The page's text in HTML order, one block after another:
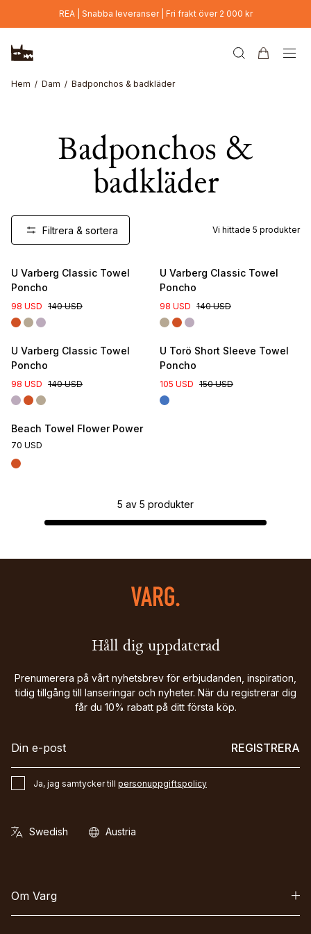
Hoppa till huvudinnehållREA | Snabba leveranser | Fri frakt över 2 000 kr
Hem Dam Badponchos & badkläder
Badponchos &
badkläder
Filtrera & sortera Vi hittade 5 produkter
U Varberg Classic Towel
Poncho
98 USD 140 USD
U Varberg Classic Towel
Poncho
98 USD 140 USD
U Varberg Classic Towel
Poncho
98 USD 140 USD
U Torö Short Sleeve Towel
Poncho
105 USD 150 USD
Beach Towel Flower Power
70 USD
5 av 5 produkter
Håll dig uppdaterad
Prenumerera på vårt nyhetsbrev för erbjudanden, inspiration,
tidig tillgång till lanseringar och nyheter. När du registrerar dig
får du 10% rabatt på ditt första köp.
REGISTRERA
Ja, jag samtycker till personuppgiftspolicy
Om Varg